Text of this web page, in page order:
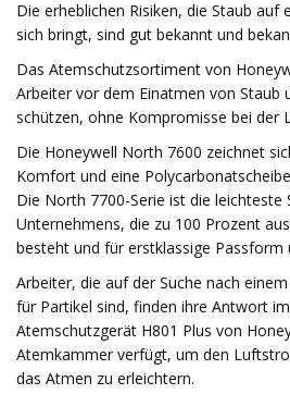
Die erheblichen Risiken, die Staub auf
sich bringt, sind gut bekannt und
Das Atemschutzsortiment von
Arbeiter vor dem Einatmen von Staub
schützen, ohne Kompromisse bei der
Die Honeywell North 7600 zeichnet
Komfort und eine
Die North 7700-Serie ist die leichteste
Unternehmens, die zu 100 Prozent
besteht und für erstklassige
Arbeiter, die auf der Suche nach
für Partikel sind, finden ihre Antwort
Atemschutzgerät H801 Plus von
Atemkammer verfügt, um den
das Atmen zu erleichtern.